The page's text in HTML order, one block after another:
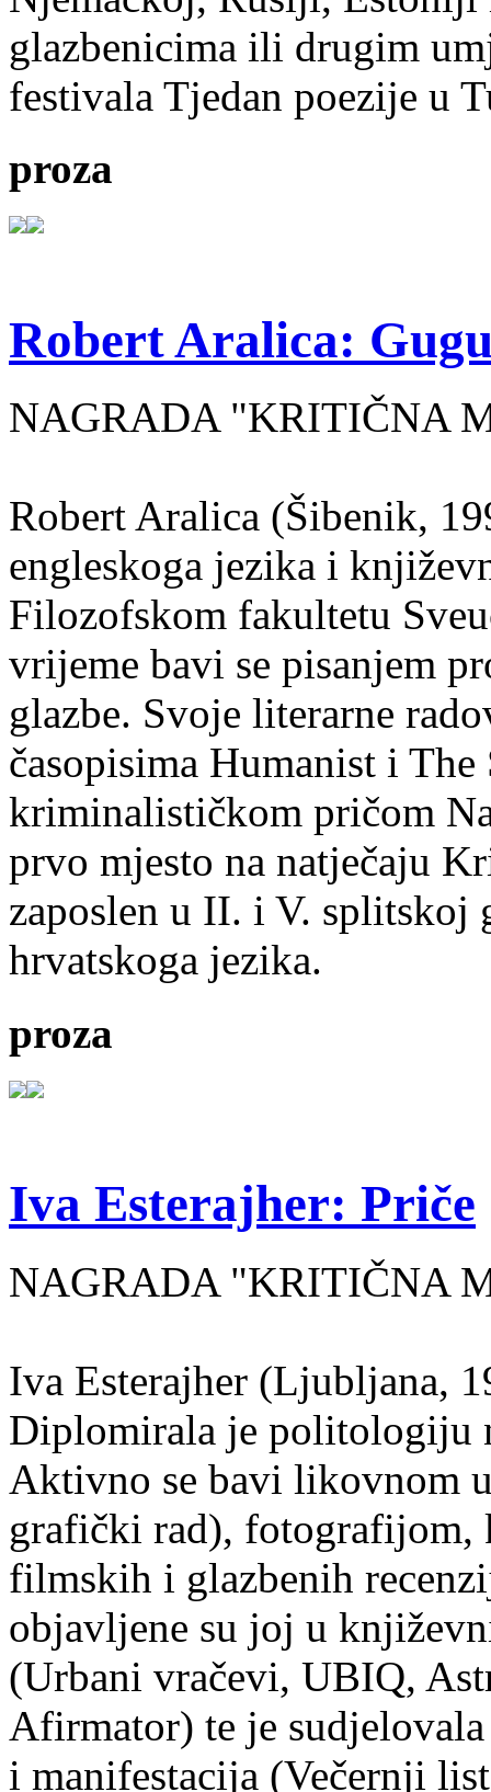
glazbenicima ili drugim
festivala Tjedan poezije u
proza
Robert Aralica:
NAGRADA "KRITIČNA
Robert Aralica (Šibenik,
engleskoga jezika i
Filozofskom fakultetu
vrijeme bavi se pisanjem
glazbe. Svoje literarne
časopisima Humanist i
kriminalističkom pričom
prvo mjesto na natječaju
zaposlen u II. i V. splitskoj
hrvatskoga jezika.
proza
Iva Esterajher: Priče
NAGRADA "KRITIČNA
Iva Esterajher (Ljubljana,
Diplomirala je politologiju
Aktivno se bavi likovnom
grafički rad), fotografijom,
filmskih i glazbenih
objavljene su joj u
(Urbani vračevi, UBIQ,
Afirmator) te je
i manifestacija (Večernji